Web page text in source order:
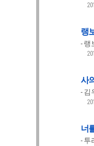
랭
랭
사
김
너
투